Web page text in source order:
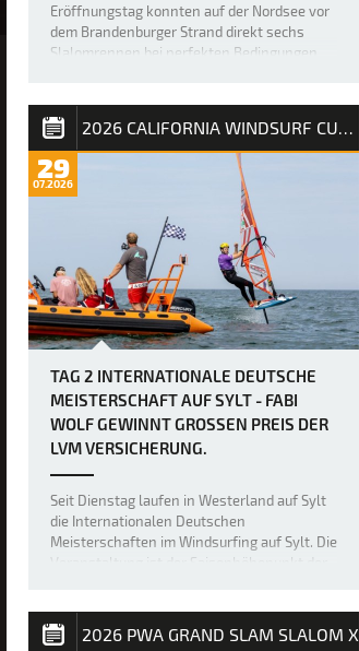
Eröffnungstag konnten auf der Nordsee vor
dem Brandenburger Strand direkt sechs
Slalomrennen bei perfekten Bedingungen
Wettfahr…
2026 CALIFORNIA WINDSURF CUP SYLT
29
07.2026
TAG 2 INTERNATIONALE DEUTSCHE
MEISTERSCHAFT AUF SYLT - FABI
WOLF GEWINNT GROSSEN PREIS DER L
VM VERSICHERUNG.
Seit Dienstag laufen in Westerland auf Sylt
die Internationalen Deutschen
Meisterschaften im Windsurfing auf Sylt. Die
Veranstaltung ist der Saisonhöhepunkt der
offiziellen Wettfahrten durchgeführt w…
2026 PWA GRAND SLAM SLALOM X